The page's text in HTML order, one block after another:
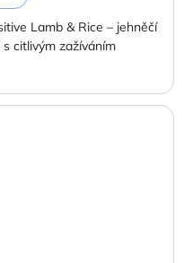
Lamb & Rice – jehněčí
citlivým zažíváním